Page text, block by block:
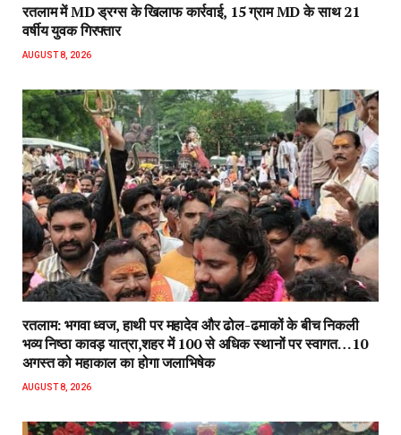
रतलाम में MD ड्रग्स के खिलाफ कार्रवाई, 15 ग्राम MD के साथ 21
वर्षीय युवक गिरफ्तार
AUGUST 8, 2026
रतलाम: भगवा ध्वज, हाथी पर महादेव और ढोल-ढमाकों के बीच निकली
भव्य निष्ठा कावड़ यात्रा,शहर में 100 से अधिक स्थानों पर स्वागत…10
अगस्त को महाकाल का होगा जलाभिषेक
AUGUST 8, 2026